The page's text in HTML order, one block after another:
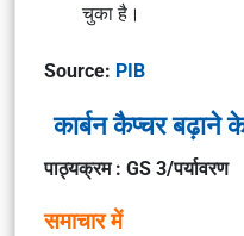
चुका है।
Source: PIB
कार्बन कैप्चर बढ़ाने
पाठ्यक्रम : GS 3/पर्यावरण
समाचार में